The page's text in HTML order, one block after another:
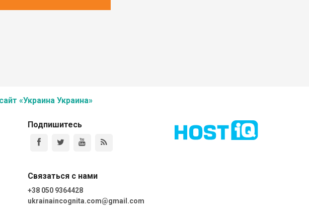
«Украина Украина»
Подпишитесь
Связаться с нами
+38 050 9364428
ukrainaincognita.com@gmail.com